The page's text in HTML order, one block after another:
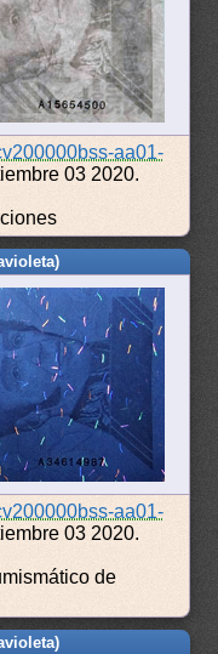
aa01-
03 2020.
aa01-
03 2020.
de